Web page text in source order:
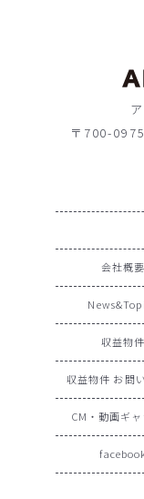
〒700-
会社概要
収益物件
収益物件 お問
CM・動画ギ
facebook